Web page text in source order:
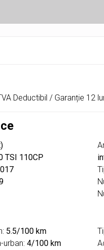
Deductibil / Garanție 12
TSI 110CP
5.5/100 km
urban:4/100 km